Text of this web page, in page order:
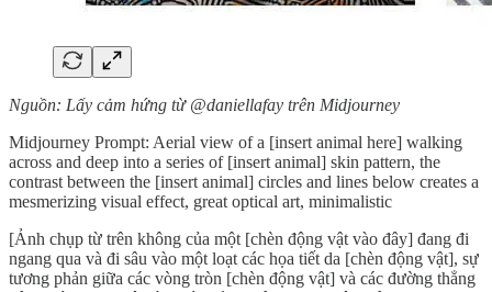
Nguồn: Lấy cảm hứng từ @daniellafay trên Midjourney
Midjourney Prompt: Aerial view of a [insert animal here] walking
across and deep into a series of [insert animal] skin pattern, the
contrast between the [insert animal] circles and lines below creates a
mesmerizing visual effect, great optical art, minimalistic
[Ảnh chụp từ trên không của một [chèn động vật vào đây] đang đi
ngang qua và đi sâu vào một loạt các họa tiết da [chèn động vật], sự
tương phản giữa các vòng tròn [chèn động vật] và các đường thẳng